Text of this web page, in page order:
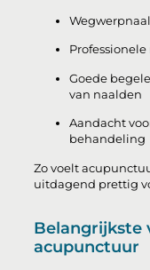
Goede
van naalden
Aandacht
behandeling
Zo voelt
uitdagend prettig
Belangrijkste
acupunctuur